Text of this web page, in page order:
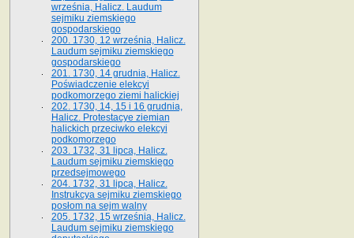
września, Halicz. Laudum
sejmiku ziemskiego
gospodarskiego
200. 1730, 12 września, Halicz.
Laudum sejmiku ziemskiego
gospodarskiego
201. 1730, 14 grudnia, Halicz.
Poświadczenie elekcyi
podkomorzego ziemi halickiej
202. 1730, 14, 15 i 16 grudnia,
Halicz. Protestacye ziemian
halickich przeciwko elekcyi
podkomorzego
203. 1732, 31 lipca, Halicz.
Laudum sejmiku ziemskiego
przedsejmowego
204. 1732, 31 lipca, Halicz.
Instrukcya sejmiku ziemskiego
posłom na sejm walny
205. 1732, 15 września, Halicz.
Laudum sejmiku ziemskiego